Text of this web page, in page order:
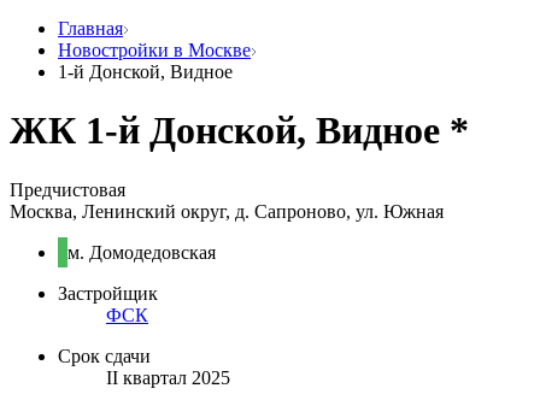
Главная
Новостройки в Москве
1-й Донской, Видное
ЖК 1-й Донской, Видное *
Предчистовая
Москва, Ленинский округ, д. Сапроново, ул. Южная
м. Домодедовская
Застройщик
ФСК
Срок сдачи
II квартал 2025